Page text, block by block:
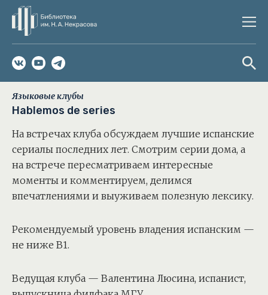
Языковые клубы
Hablemos de series
На встречах клуба обсуждаем лучшие испанские
сериалы последних лет. Смотрим серии дома, а
на встрече пересматриваем интересные
моменты и комментируем, делимся
впечатлениями и выуживаем полезную лексику.
Рекомендуемый уровень владения испанским —
не ниже B1.
Ведущая клуба — Валентина Люсина, испанист,